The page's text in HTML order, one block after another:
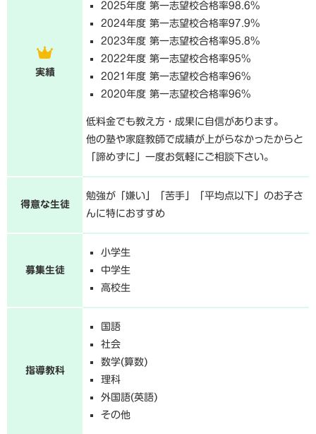
実績
2025年度 第一志望校合格率98.6%
2024年度 第一志望校合格率97.9%
2023年度 第一志望校合格率95.8%
2022年度 第一志望校合格率95%
2021年度 第一志望校合格率96%
2020年度 第一志望校合格率96%
低料金でも教え方・成果に自信があります。
他の塾や家庭教師で成績が上がらなかったからと
「諦めずに」一度お気軽にご相談下さい。
得意な生徒
勉強が「嫌い」「苦手」「平均点以下」のお子さ
んに特におすすめ
募集生徒
小学生
中学生
高校生
指導教科
国語
社会
数学(算数)
理科
外国語(英語)
その他